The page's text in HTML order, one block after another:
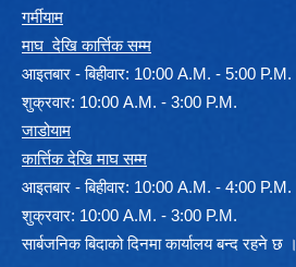
गर्मीयाम
माघ देखि कार्त्तिक सम्म
आइतबार - बिहीवार: 10:00 A.M. - 5:00 P.M.
शुक्रवार: 10:00 A.M. - 3:00 P.M.
जाडोयाम
कार्त्तिक देखि माघ सम्म
आइतबार - बिहीवार: 10:00 A.M. - 4:00 P.M.
शुक्रवार: 10:00 A.M. - 3:00 P.M.
सार्बजनिक बिदाको दिनमा कार्यालय बन्द रहने छ ।